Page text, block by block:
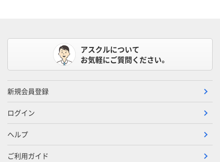
アスクルについて
お気軽にご質問ください。
新規会員登録
ログイン
ヘルプ
ご利用ガイド